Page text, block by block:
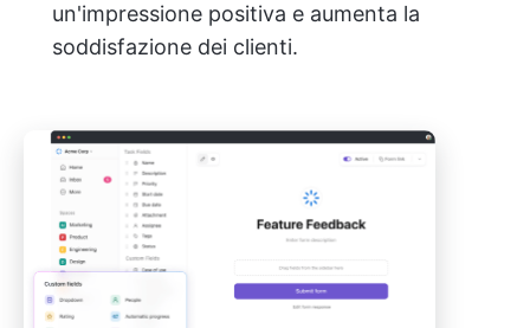
un'impressione positiva e aumenta la
soddisfazione dei clienti.